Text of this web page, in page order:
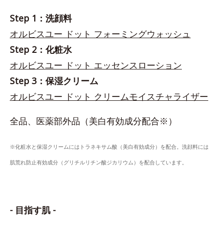
Step 1：洗顔料
オルビスユー ドット フォーミングウォッシュ
Step 2：化粧水
オルビスユー ドット エッセンスローション
Step 3：保湿クリーム
オルビスユー ドット クリームモイスチャライザー
全品、医薬部外品（美白有効成分配合※）
※化粧水と保湿クリームにはトラネキサム酸（美白有効成分）を配合。洗顔料には
肌荒れ防止有効成分（グリチルリチン酸ジカリウム）を配合しています。
- 目指す肌 -